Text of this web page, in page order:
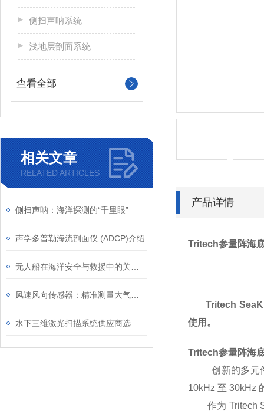
侧扫声呐系统
浅地层剖面系统
查看全部
相关文章
RELATED ARTICLES
侧扫声呐：海洋探测的“千里眼”
声学多普勒海流剖面仪 (ADCP)介绍
产品详情
Tritech参量阵海
Tritech
使用。
Tritech参量阵海
创新的多元件
10kHz 至 30kHz
作为 Tritech